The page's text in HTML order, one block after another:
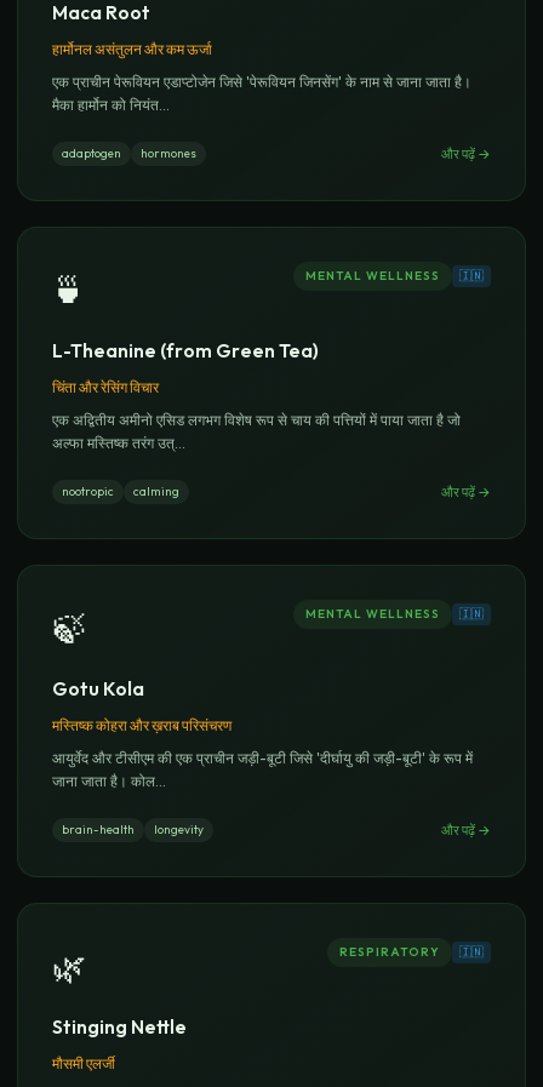
Maca Root
हार्मोनल असंतुलन और कम ऊर्जा
एक प्राचीन पेरूवियन एडाप्टोजेन जिसे 'पेरूवियन जिनसेंग' के नाम से जाना जाता है।
मैका हार्मोन को नियंत...
adaptogen hormones और पढ़ें →
🍵 MENTAL WELLNESS 🇮🇳
L-Theanine (from Green Tea)
चिंता और रेसिंग विचार
एक अद्वितीय अमीनो एसिड लगभग विशेष रूप से चाय की पत्तियों में पाया जाता है जो
अल्फा मस्तिष्क तरंग उत्...
nootropic calming और पढ़ें →
🍃 MENTAL WELLNESS 🇮🇳
Gotu Kola
मस्तिष्क कोहरा और ख़राब परिसंचरण
आयुर्वेद और टीसीएम की एक प्राचीन जड़ी-बूटी जिसे 'दीर्घायु की जड़ी-बूटी' के रूप में
जाना जाता है। कोल...
brain-health longevity और पढ़ें →
🌿 RESPIRATORY 🇮🇳
Stinging Nettle
मौसमी एलर्जी